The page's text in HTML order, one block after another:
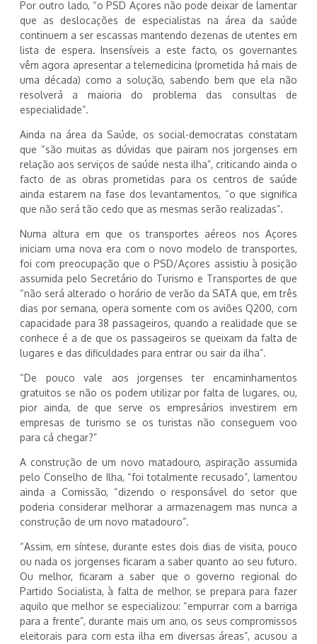
Por outro lado, “o PSD Açores não pode deixar de lamentar
que as deslocações de especialistas na área da saúde
continuem a ser escassas mantendo dezenas de utentes em
lista de espera. Insensíveis a este facto, os governantes
vêm agora apresentar a telemedicina (prometida há mais de
uma década) como a solução, sabendo bem que ela não
resolverá a maioria do problema das consultas de
especialidade”.
Ainda na área da Saúde, os social-democratas constatam
que “são muitas as dúvidas que pairam nos jorgenses em
relação aos serviços de saúde nesta ilha”, criticando ainda o
facto de as obras prometidas para os centros de saúde
ainda estarem na fase dos levantamentos, “o que significa
que não será tão cedo que as mesmas serão realizadas”.
Numa altura em que os transportes aéreos nos Açores
iniciam uma nova era com o novo modelo de transportes,
foi com preocupação que o PSD/Açores assistiu à posição
assumida pelo Secretário do Turismo e Transportes de que
“não será alterado o horário de verão da SATA que, em três
dias por semana, opera somente com os aviões Q200, com
capacidade para 38 passageiros, quando a realidade que se
conhece é a de que os passageiros se queixam da falta de
lugares e das dificuldades para entrar ou sair da ilha”.
“De pouco vale aos jorgenses ter encaminhamentos
gratuitos se não os podem utilizar por falta de lugares, ou,
pior ainda, de que serve os empresários investirem em
empresas de turismo se os turistas não conseguem voo
para cá chegar?”
A construção de um novo matadouro, aspiração assumida
pelo Conselho de Ilha, “foi totalmente recusado”, lamentou
ainda a Comissão, “dizendo o responsável do setor que
poderia considerar melhorar a armazenagem mas nunca a
construção de um novo matadouro”.
“Assim, em síntese, durante estes dois dias de visita, pouco
ou nada os jorgenses ficaram a saber quanto ao seu futuro.
Ou melhor, ficaram a saber que o governo regional do
Partido Socialista, à falta de melhor, se prepara para fazer
aquilo que melhor se especializou: “empurrar com a barriga
para a frente”, durante mais um ano, os seus compromissos
eleitorais para com esta ilha em diversas áreas”, acusou a